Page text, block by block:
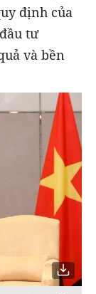
định của
tư
và bền